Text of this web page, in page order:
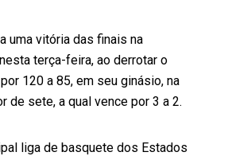
uma vitória das finais na
terça-feira, ao derrotar o
120 a 85, em seu ginásio, na
de sete, a qual vence por 3 a 2.
liga de basquete dos Estados